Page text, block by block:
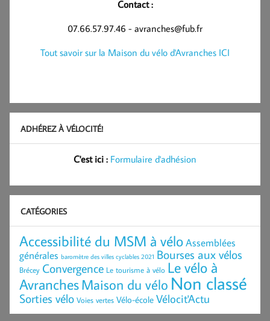
Contact :
07.66.57.97.46 - avranches@fub.fr
Tout savoir sur la Maison du vélo d'Avranches ICI
ADHÉREZ À VÉLOCITÉ!
C'est ici : Formulaire d'adhésion
CATÉGORIES
Accessibilité du MSM à véloAssemblées
générales baromètre des villes cyclables 2021 Bourses aux vélos
Brécey Convergence Le tourisme à vélo Le vélo à
AvranchesMaison du vélo Non classé
Sorties vélo Voies vertes Vélo-école Vélocit'Actu